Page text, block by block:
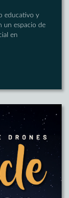
educativo y
un espacio de
en